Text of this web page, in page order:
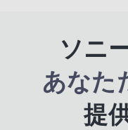
ソニ
あなた
提